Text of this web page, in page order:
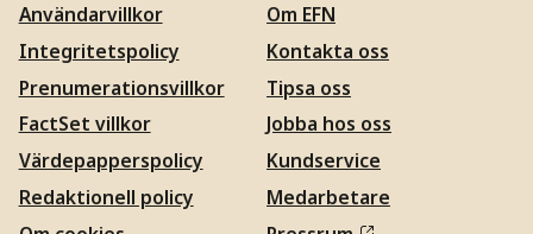
Användarvillkor
Integritetspolicy
Prenumerationsvillkor
FactSet villkor
Värdepapperspolicy
Redaktionell policy
Om EFN
Kontakta oss
Tipsa oss
Jobba hos oss
Kundservice
Medarbetare